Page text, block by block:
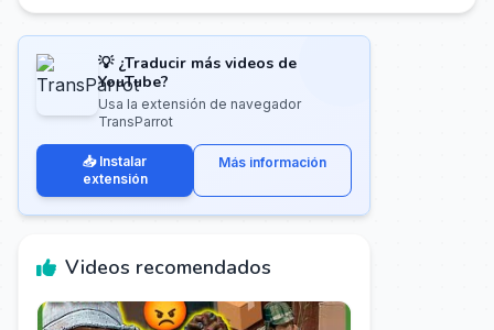
💡 ¿Traducir más videos de
YouTube?
Usa la extensión de navegador
TransParrot
📥 Instalar
extensión
Más información
Videos recomendados